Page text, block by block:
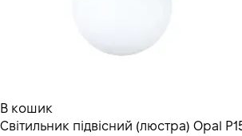
В кошик
Світильник підвісний (люстра) Opal